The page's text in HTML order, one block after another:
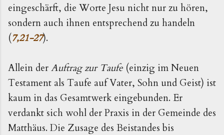
eingeschärft, die Worte Jesu nicht nur zu hören,
sondern auch ihnen entsprechend zu handeln
(7,21-27).
Allein derAuftrag zur Taufe (einzig im Neuen
Testament als Taufe auf Vater, Sohn und Geist) ist
kaum in das Gesamtwerk eingebunden. Er
verdankt sich wohl der Praxis in der Gemeinde des
Matthäus. Die Zusage des Beistandes bis